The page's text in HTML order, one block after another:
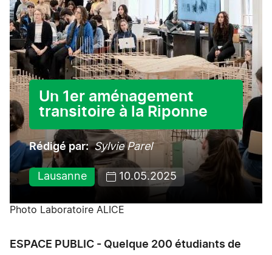
Un 1er aménagement
transitoire à la Riponne
Rédigé par Sylvie Parel
Lausanne 10.05.2025
Photo Laboratoire ALICE
ESPACE PUBLIC - Quelque 200 étudiants de